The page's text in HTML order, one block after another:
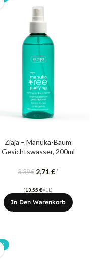
Ziaja – Manuka-Baum
Gesichtswasser, 200ml
3,39€ 2,71€ *
(13,55 €=1L)
In Den Warenkorb